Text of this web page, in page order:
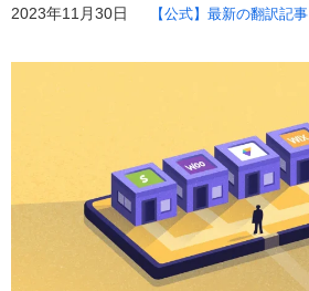
2023年11月30日 【公式】最新の翻訳記事